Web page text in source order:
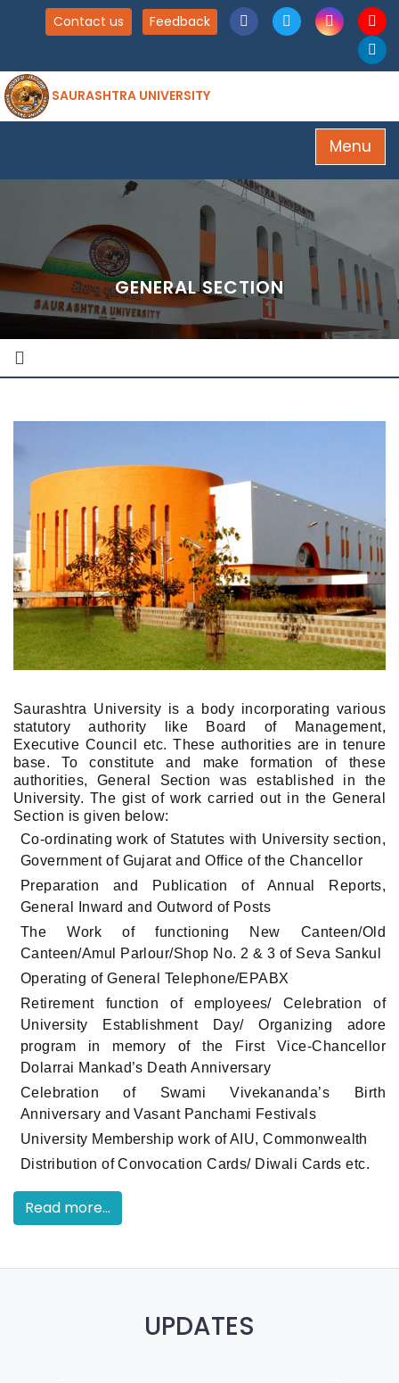
Contact us Feedback
SAURASHTRA UNIVERSITY
Menu
GENERAL SECTION
Saurashtra University is a body incorporating various
statutory authority like Board of Management,
Executive Council etc. These authorities are in tenure
base. To constitute and make formation of these
authorities, General Section was established in the
University. The gist of work carried out in the General
Section is given below:
Co-ordinating work of Statutes with University section,
Government of Gujarat and Office of the Chancellor
Preparation and Publication of Annual Reports,
General Inward and Outword of Posts
The Work of functioning New Canteen/Old
Canteen/Amul Parlour/Shop No. 2 & 3 of Seva Sankul
Operating of General Telephone/EPABX
Retirement function of employees/ Celebration of
University Establishment Day/ Organizing adore
program in memory of the First Vice-Chancellor
Dolarrai Mankad’s Death Anniversary
Celebration of Swami Vivekananda’s Birth
Anniversary and Vasant Panchami Festivals
University Membership work of AIU, Commonwealth
Distribution of Convocation Cards/ Diwali Cards etc.
Read more...
UPDATES